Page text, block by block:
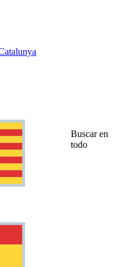
Buscar en
todo